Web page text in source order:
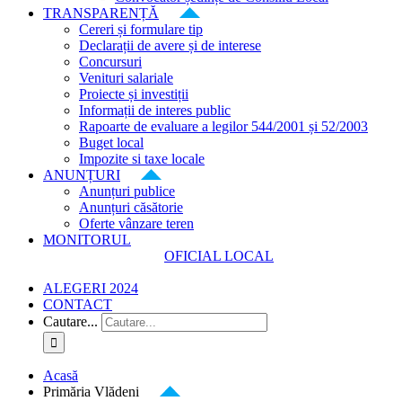
TRANSPARENȚĂ
Cereri și formulare tip
Declarații de avere și de interese
Concursuri
Venituri salariale
Proiecte și investiții
Informații de interes public
Rapoarte de evaluare a legilor 544/2001 și 52/2003
Buget local
Impozite si taxe locale
ANUNȚURI
Anunțuri publice
Anunțuri căsătorie
Oferte vânzare teren
MONITORUL
OFICIAL LOCAL
ALEGERI 2024
CONTACT
Cautare...
Acasă
Primăria Vlădeni